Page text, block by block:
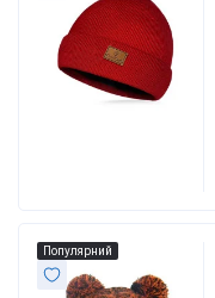
Популярний